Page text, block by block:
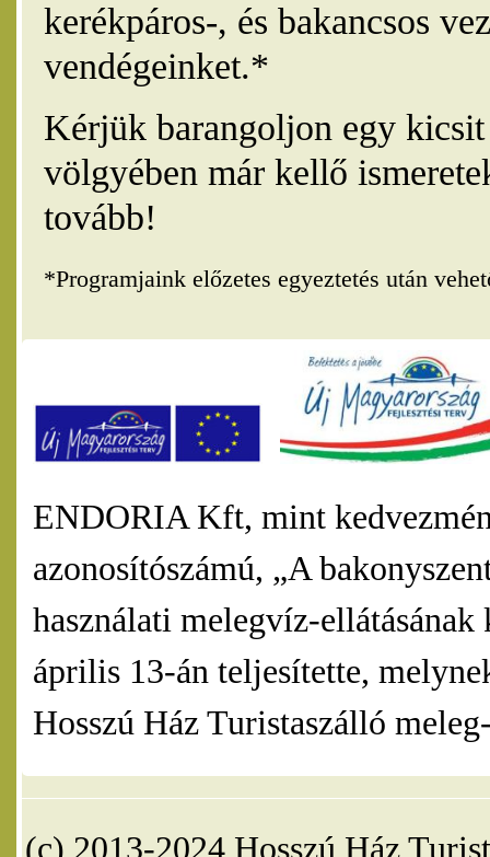
kerékpáros-, és bakancsos
vendégeinket.*
Kérjük barangoljon egy
völgyében már kellő
tovább!
*Programjaink előzetes egyeztetés után
ENDORIA Kft, mint
azonosítószámú, „A
használati melegvíz-
április 13-án teljesítette,
Hosszú Ház Turistaszálló
(c) 2013-2024 Hosszú Ház